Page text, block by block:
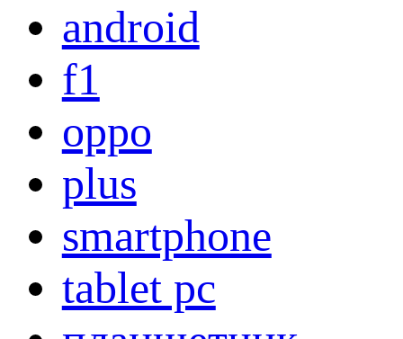
android
f1
oppo
plus
smartphone
tablet pc